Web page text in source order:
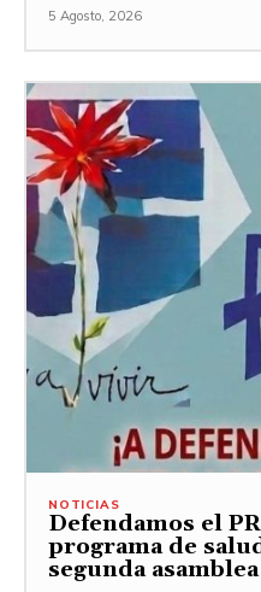
5 Agosto, 2026
NOTICIAS
Defendamos el
programa de
segunda asamblea